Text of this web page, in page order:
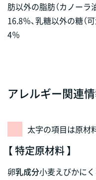
肪以外の脂肪（カノーラ
16.8％、乳糖以外の糖（
4％
アレルギー関連
太字の項目は原材
【 特定原材料 】
卵乳成分小麦えびかに